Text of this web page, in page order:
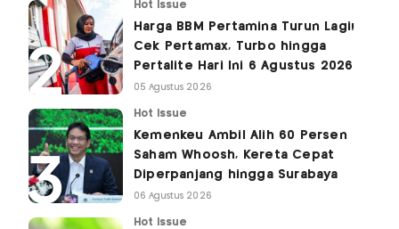
Hot Issue
Harga BBM Pertamina Turun Lagi!
Cek Pertamax, Turbo hingga
Pertalite Hari Ini 6 Agustus 2026
05 Agustus 2026
Hot Issue
Kemenkeu Ambil Alih 60 Persen
Saham Whoosh, Kereta Cepat
Diperpanjang hingga Surabaya
06 Agustus 2026
Hot Issue